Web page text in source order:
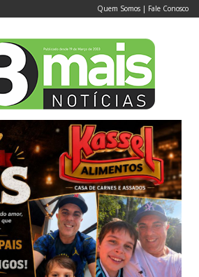
Quem Somos | Fale Conosco